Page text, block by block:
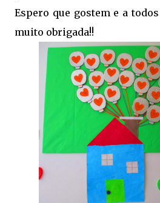
Espero que gostem e a
muito obrigada!!